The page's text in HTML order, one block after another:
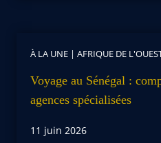
À LA UNE | AFRIQUE DE
Voyage au Sénégal :
agences spécialisées
11 juin 2026